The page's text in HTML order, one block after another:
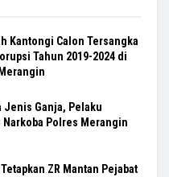
Kantongi Calon Tersangka
Tahun 2019-2024 di
Jenis Ganja, Pelaku
Narkoba Polres Merangin
ZR Mantan Pejabat